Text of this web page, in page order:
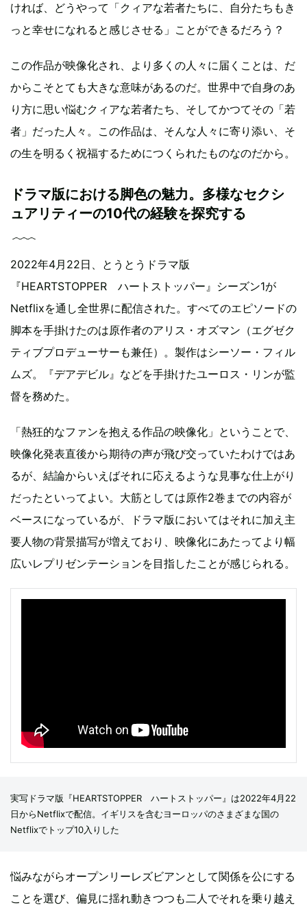
ければ、どうやって「クィアな若者たちに、自分たちもき
っと幸せになれると感じさせる」ことができるだろう？
この作品が映像化され、より多くの人々に届くことは、だ
からこそとても大きな意味があるのだ。世界中で自身のあ
り方に思い悩むクィアな若者たち、そしてかつてその「若
者」だった人々。この作品は、そんな人々に寄り添い、そ
の生を明るく祝福するためにつくられたものなのだから。
ドラマ版における脚色の魅力。多様なセクシ
ュアリティーの10代の経験を探究する
2022年4月22日、とうとうドラマ版
『HEARTSTOPPER ハートストッパー』シーズン1が
Netflixを通し全世界に配信された。すべてのエピソードの
脚本を手掛けたのは原作者のアリス・オズマン（エグゼク
ティブプロデューサーも兼任）。製作はシーソー・フィル
ムズ。『デアデビル』などを手掛けたユーロス・リンが監
督を務めた。
「熱狂的なファンを抱える作品の映像化」ということで、
映像化発表直後から期待の声が飛び交っていたわけではあ
るが、結論からいえばそれに応えるような見事な仕上がり
だったといってよい。大筋としては原作2巻までの内容が
ベースになっているが、ドラマ版においてはそれに加え主
要人物の背景描写が増えており、映像化にあたってより幅
広いレプリゼンテーションを目指したことが感じられる。
実写ドラマ版『HEARTSTOPPER ハートストッパー』は2022年4月22
日からNetflixで配信。イギリスを含むヨーロッパのさまざまな国の
Netflixでトップ10入りした
悩みながらオープンリーレズビアンとして関係を公にする
ことを選び、偏見に揺れ動きつつも二人でそれを乗り越え